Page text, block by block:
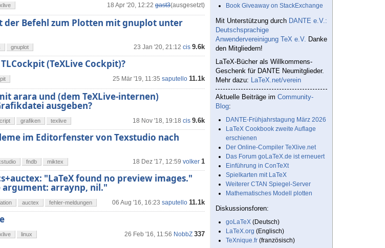
18 Apr '20, 12:22 gast3(ausgesetzt)
der Befehl zum Plotten mit gnuplot unter
23 Jan '20, 21:12 cis 9.6k
gnuplot
(TeXLive Cockpit)?
25 Mär '19, 11:35 saputello 11.1k
arara und (dem TeXLive-internen)
ausgeben?
18 Nov '18, 19:18 cis 9.6k
grafiken texlive
im Editorfenster von Texstudio nach
18 Dez '17, 12:59 volker 1
fndb miktex
"LaTeX found no preview images."
arraynp, nil."
06 Aug '16, 16:23 saputello 11.1k
auctex fehler-meldungen
26 Feb '16, 11:56 NobbZ 337
linux
Book Giveaway on StackExchange
Mit Unterstützung durch DANTE e.V.:
Deutschsprachige
Anwendervereinigung TeX e.V. Danke
den Mitgliedern!
LaTeX-Bücher als Willkommens-
Geschenk für DANTE Neumitglieder.
Mehr dazu: LaTeX.net/verein
Aktuelle Beiträge im Community-
Blog:
DANTE-Frühjahrstagung März 2026
LaTeX Cookbook zweite Auflage
erschienen
Der Online-Compiler TeXlive.net
Das Forum goLaTeX.de ist erneuert
Einführung in ConTeXt
Spielkarten mit LaTeX
Weiterer CTAN Spiegel-Server
Mathematisches Modell plotten
Diskussionsforen:
goLaTeX (Deutsch)
LaTeX.org (Englisch)
TeXnique.fr (französisch)